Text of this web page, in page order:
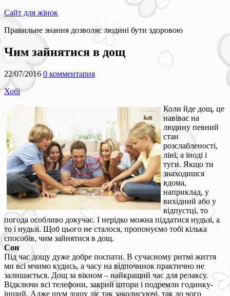
Сайт для жінок
Правильне знання дозволяє людині бути здоровою
Чим зайнятися в дощ
22/07/2016 0 комментария
Хобі
Коли йде дощ, це
навіває на
людину певний
стан
розслабленості,
ліні, а іноді і
туги. Якщо ти
знаходишся
вдома,
наприклад, у
вихідний або у
відпустці, то
погода особливо докучає. І нерідко можна піддатися нудьзі, а
то і нудьзі. Щоб цього не сталося, пропонуємо тобі кілька
способів, чим зайнятися в дощ.
Сон
Під час дощу дуже добре поспати. В сучасному ритмі життя
ми всі мчимо кудись, а часу на відпочинок практично не
залишається. Дощ за вікном – найкращий час для релаксу.
Відключи всі телефони, закрий штори і подремли годинку-
інший. Адже шум дощу діє так заколисуючі, так до чого